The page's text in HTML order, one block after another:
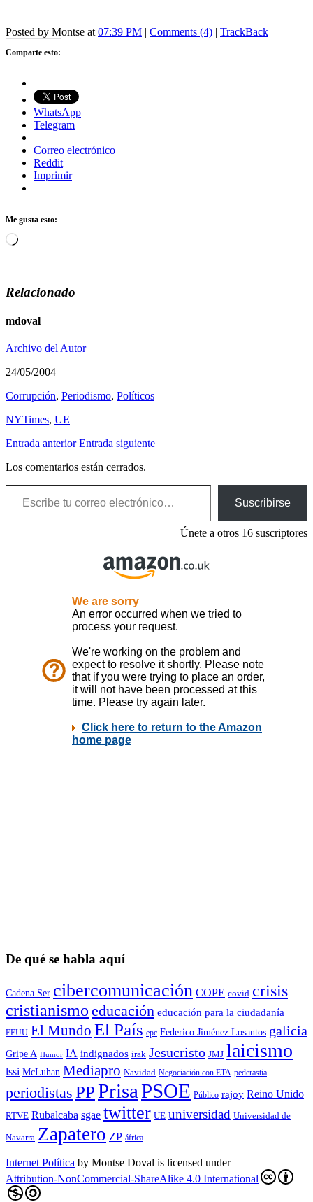
Posted by Montse at 07:39 PM | Comments (4) | TrackBack
Comparte esto:
WhatsApp
Telegram
Correo electrónico
Reddit
Imprimir
Me gusta esto:
Cargando...
Relacionado
mdoval
Archivo del Autor
24/05/2004
Corrupción, Periodismo, Polí­ticos
NYTimes, UE
Entrada anterior Entrada siguiente
Los comentarios están cerrados.
Escribe tu correo electrónico…
Suscribirse
Únete a otros 16 suscriptores
De qué se habla aquí
Cadena Ser cibercomunicación COPE covid crisis
cristianismo educación educación para la ciudadaní­a
EEUU El Mundo El País epc Federico Jiménez Losantos galicia
Gripe A Humor IA indignados irak Jesucristo JMJ laicismo
lssi McLuhan Mediapro Navidad Negociación con ETA pederastia
periodistas PPPrisaPSOE Público rajoy Reino Unido
RTVE Rubalcaba sgae twitter UE universidad Universidad de
Navarra Zapatero ZP áfrica
Internet Política by Montse Doval is licensed under
Attribution-NonCommercial-ShareAlike 4.0 International